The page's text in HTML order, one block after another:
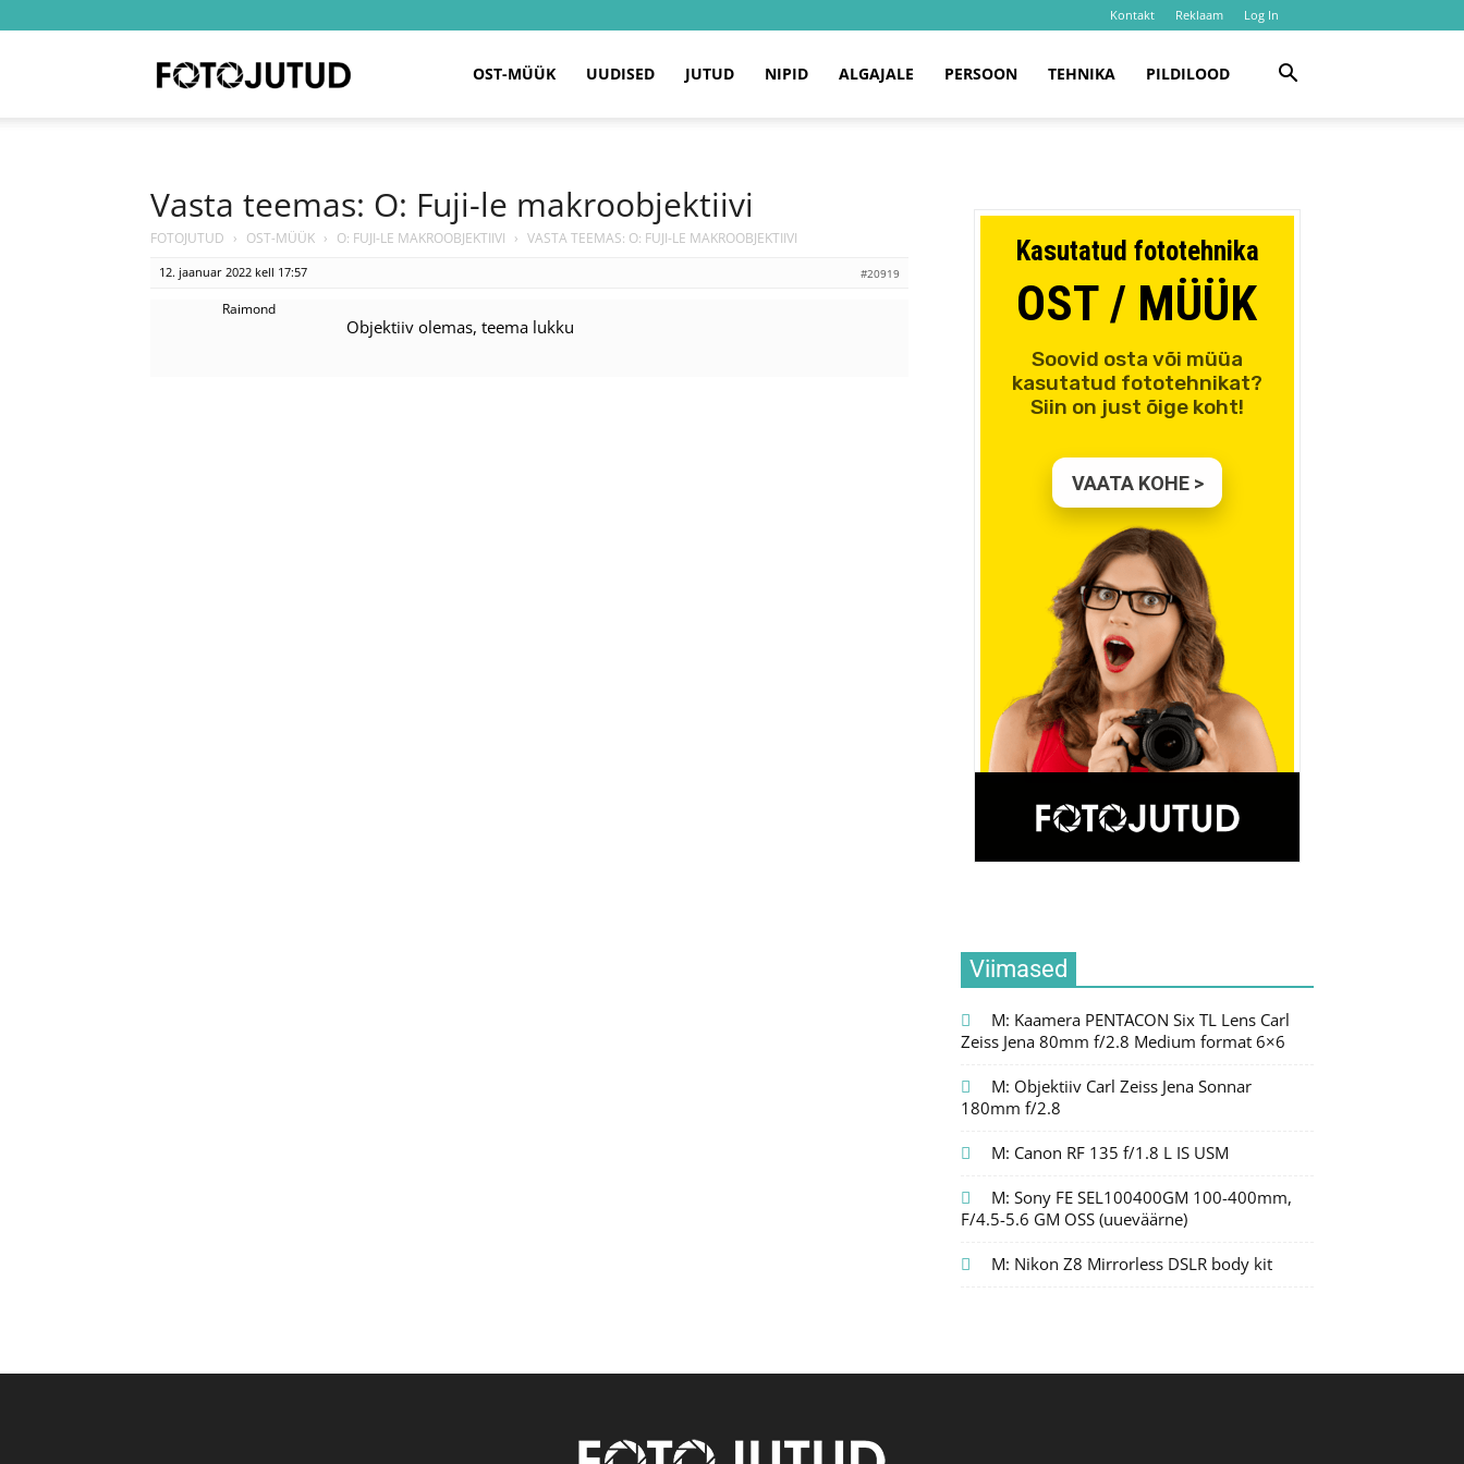
Kontakt Reklaam Log In
OST-MÜÜK UUDISED JUTUD NIPID ALGAJALE PERSOON TEHNIKA PILDILOOD
Vasta teemas: O: Fuji-le makroobjektiivi
FOTOJUTUD › OST-MÜÜK › O: FUJI-LE MAKROOBJEKTIIVI › VASTA TEEMAS: O: FUJI-LE MAKROOBJEKTIIVI
12. jaanuar 2022 kell 17:57 #20919
Raimond
Objektiiv olemas, teema lukku
Viimased
M: Kaamera PENTACON Six TL Lens Carl
Zeiss Jena 80mm f/2.8 Medium format 6×6
M: Objektiiv Carl Zeiss Jena Sonnar
180mm f/2.8
M: Canon RF 135 f/1.8 L IS USM
M: Sony FE SEL100400GM 100-400mm,
F/4.5-5.6 GM OSS (uueväärne)
M: Nikon Z8 Mirrorless DSLR body kit